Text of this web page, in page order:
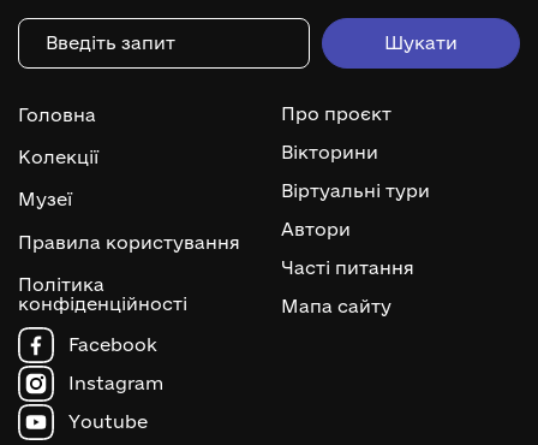
Головна
Колекції
Музеї
Правила користування
Політика
конфіденційності
Про проєкт
Вікторини
Віртуальні тури
Автори
Часті питання
Мапа сайту
Facebook
Instagram
Youtube